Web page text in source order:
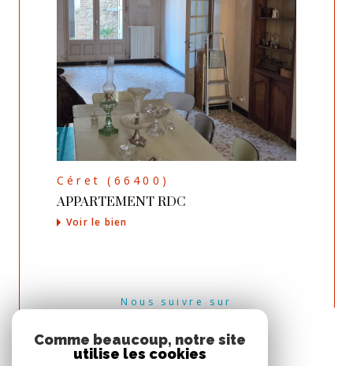
Céret (66400)
APPARTEMENT RDC
Voir le bien
Nous suivre sur
Comme beaucoup, notre site
utilise les cookies